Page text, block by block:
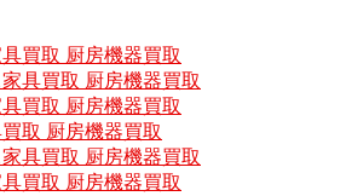
買取 厨房機器買取
具買取 厨房機器買取
買取 厨房機器買取
取 厨房機器買取
具買取 厨房機器買取
買取 厨房機器買取